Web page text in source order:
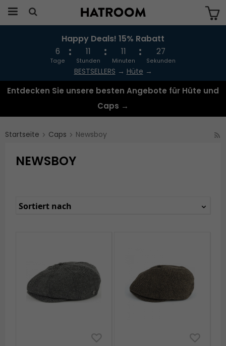
Das Produkt wurde in Ihren Warenkorb
gelegt
Happy Deals! 15% Rabatt
6
Tage
11
Stunden
11
Minuten
26
Sekunden
BESTSELLERS → Hüte →
Entdecken Sie unsere besten Angebote für Hüte und
Caps →
Startseite Caps Newsboy
NEWSBOY
Sortiert nach